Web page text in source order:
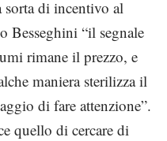
sorta di incentivo al
Besseghini “il segnale
rimane il prezzo, e
maniera sterilizza il
di fare attenzione”.
quello di cercare di